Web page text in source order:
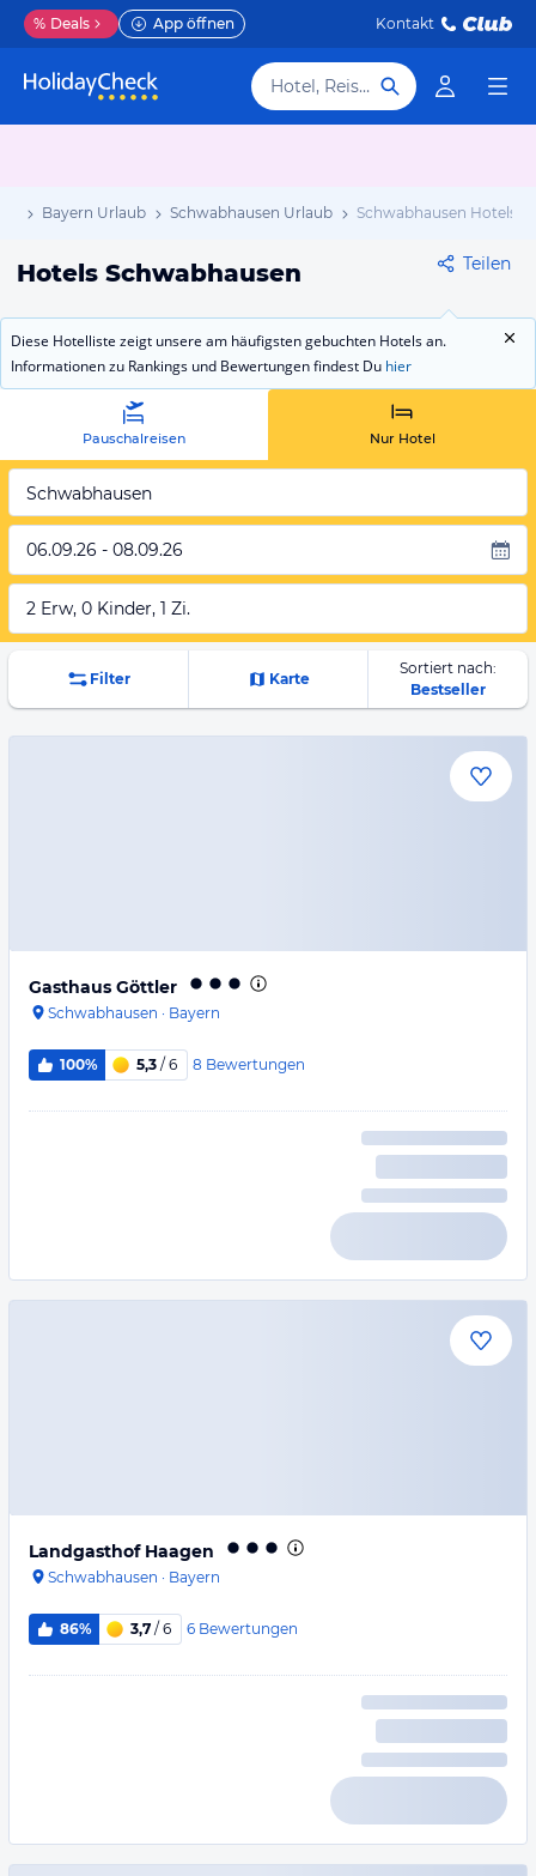
% Deals App öffnen Kontakt
Hotel, Reiseziel
Bayern Urlaub Schwabhausen Urlaub Schwabhausen Hotels
Hotels Schwabhausen Teilen
Diese Hotelliste zeigt unsere am häufigsten gebuchten Hotels an.
Informationen zu Rankings und Bewertungen findest Du hier
Pauschalreisen Nur Hotel
Schwabhausen
06.09.26 - 08.09.26
2 Erw, 0 Kinder, 1 Zi.
Filter Karte
Sortiert nach:
Bestseller
Gasthaus Göttler
Schwabhausen · Bayern
100% 5,3 / 6 8 Bewertungen
Landgasthof Haagen
Schwabhausen · Bayern
86% 3,7 / 6 6 Bewertungen